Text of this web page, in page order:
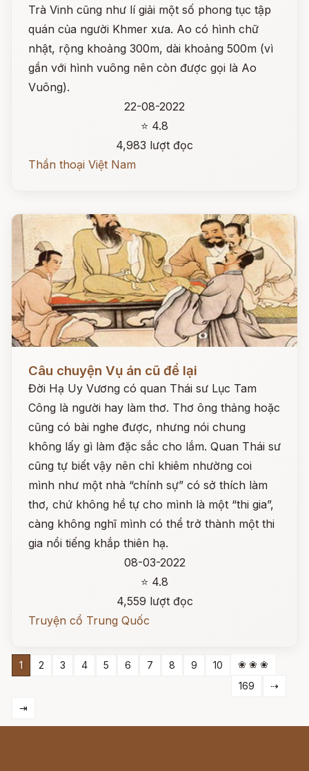
Trà Vinh cũng như lí giải một số phong tục tập
quán của người Khmer xưa. Ao có hình chữ
nhật, rộng khoảng 300m, dài khoảng 500m (vì
gần với hình vuông nên còn được gọi là Ao
Vuông).
22-08-2022
⭐ 4.8
4,983 lượt đọc
Thần thoại Việt Nam
Câu chuyện Vụ án cũ để lại
Đời Hạ Uy Vương có quan Thái sư Lục Tam
Công là người hay làm thơ. Thơ ông thảng hoặc
cũng có bài nghe được, nhưng nói chung
không lấy gì làm đặc sắc cho lắm. Quan Thái sư
cũng tự biết vậy nên chỉ khiêm nhường coi
mình như một nhà “chính sự” có sở thích làm
thơ, chứ không hề tự cho mình là một “thi gia”,
càng không nghĩ mình có thể trở thành một thi
gia nổi tiếng khắp thiên hạ.
08-03-2022
⭐ 4.8
4,559 lượt đọc
Truyện cổ Trung Quốc
1 2 3 4 5 6 7 8 9 10
❀ ❀ ❀
169
⇢
⇥